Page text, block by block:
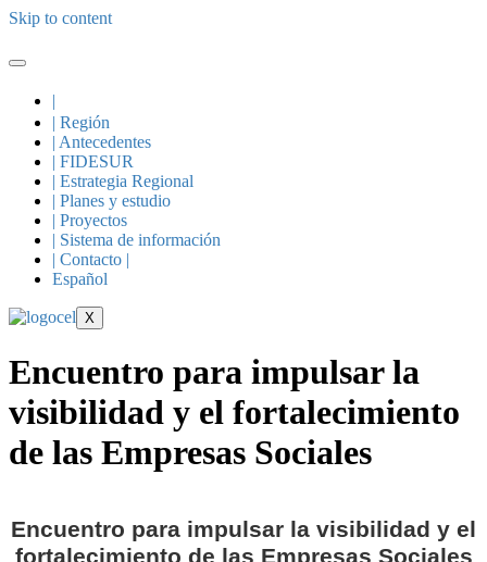
Skip to content
|
| Región
| Antecedentes
| FIDESUR
| Estrategia Regional
| Planes y estudio
| Proyectos
| Sistema de información
| Contacto |
Español
X
Encuentro para impulsar la
visibilidad y el fortalecimiento
de las Empresas Sociales
Encuentro para impulsar la visibilidad y el
fortalecimiento de las Empresas Sociales